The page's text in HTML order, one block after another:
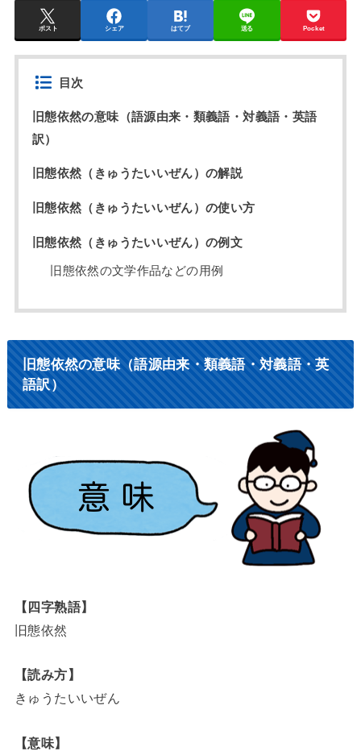
ポスト シェア はてブ 送る Pocket
目次
旧態依然の意味（語源由来・類義語・対義語・英語
訳）
旧態依然（きゅうたいいぜん）の解説
旧態依然（きゅうたいいぜん）の使い方
旧態依然（きゅうたいいぜん）の例文
旧態依然の文学作品などの用例
旧態依然の意味（語源由来・類義語・対義語・英
語訳）
【四字熟語】
旧態依然
【読み方】
きゅうたいいぜん
【意味】